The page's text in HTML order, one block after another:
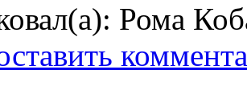
Рома